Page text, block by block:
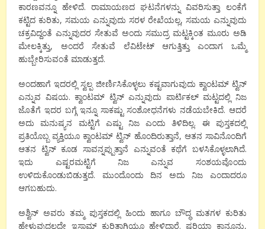
ಕಾರಣವನ್ನೂ ಹೇಳಿದೆ. ರಾಮಾಯಣದ ಘಟನೆಗಳನ್ನು ವಿವರಿಸುತ್ತಾ ಲಂಕೆಗೆ
ಕಟ್ಟಿದ ಕುರಿತು, ಸಮಯ ಎನ್ನುವುದು ಸರಳ ರೇಖೆಯಲ್ಲ, ಸಮಯ ಎನ್ನುವುದು
ಚಕ್ರವಿದ್ದಂತೆ ಎನ್ನುವುದರ ಸೇತುವೆ ಅಂದು ಸಮುದ್ರ ಮಟ್ಟಕ್ಕಿಂತ ಮೂರು ಅಡಿ
ಮೇಲಕ್ಕಿತ್ತು, ಅಂದರೆ ಸೇತುವೆ ಲೆವಿಟೇಟ್ ಆಗುತ್ತಿತ್ತು ಎಂದಾಗ ಒಮ್ಮೆ
ಹುಬ್ಬೇರಿಸುವಂತೆ ಮಾಡುತ್ತದೆ.
ಅಂದಹಾಗೆ ಇದರಲ್ಲಿ ಸ್ವಲ್ಪ ಜೀರ್ಣಿಸಿಕೊಳ್ಳಲು ಕಷ್ಟವಾಗುವುದು ಕ್ವಾಂಟಮ್ ಟ್ವಿನ್
ಎನ್ನುವ ವಿಷಯ. ಕ್ವಾಂಟಮ್ ಟ್ವಿನ್ ಎನ್ನುವುದು ಪಾರ್ಟಿಕಲ್ ಮಟ್ಟದಲ್ಲಿ ನಿಜ
ಜೊತೆಗೆ ಇದರ ಬಗ್ಗೆ ಇನ್ನೂ ಸಾಕಷ್ಟು ಸಂಶೋಧನೆಗಳು ನಡೆಯಬೇಕಿದೆ. ಆದರೆ
ಅದು ಮನುಷ್ಯನ ಮಟ್ಟಿಗೆ ಎಷ್ಟು ನಿಜ ಎಂದು ತಿಳಿದಿಲ್ಲ. ಈ ಪುಸ್ತಕದಲ್ಲಿ
ಪ್ರತಿಯೊಬ್ಬ ವ್ಯಕ್ತಿಯೂ ಕ್ವಾಂಟಮ್ ಟ್ವಿನ್ ಹೊಂದಿರುತ್ತಾನೆ, ಆತನ ಸಾವಿನೊಂದಿಗೆ
ಆತನ ಟ್ವಿನ್ ಕೂಡ ಸಾವನ್ನಪ್ಪುತ್ತಾನೆ ಎನ್ನುವಂತೆ ಕಥೆಗೆ ಬಳಸಿಕೊಳ್ಳಲಾಗಿದೆ.
ಇದು ಎಷ್ಟರಮಟ್ಟಿಗೆ ನಿಜ ಎನ್ನುವ ಸಂಶಯವೊಂದು
ಉಳಿದುಕೊಂಡುಬಿಡುತ್ತದೆ. ಮುಂದೊಂದು ದಿನ ಅದು ನಿಜ ಎಂದಾದರೂ
ಆಗಬಹುದು.
ಅಶ್ವಿನ್ ಅವರು ತಮ್ಮ ಪುಸ್ತಕದಲ್ಲಿ ಹಿಂದು ಹಾಗೂ ಬೌದ್ಧ ಮತಗಳ ಕುರಿತು
ಹೇಳುವುದಲ್ಲದೇ ಇಸ್ಲಾಮ್ ಕುರಿತಾಗಿಯೂ ಹೇಳಿದ್ದಾರೆ. ಷರಿಯಾ ಕಾನೂನು,